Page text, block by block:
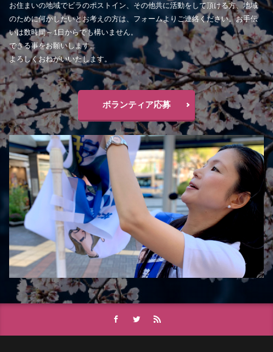
お住まいの地域でビラのポストイン、その他共に活動をして頂ける方、地域
のために何かしたいとお考えの方は、フォームよりご連絡ください。お手伝
いは数時間～1日からでも構いません。
できる事をお願いします。
よろしくおねがいいたします。
ボランティア応募